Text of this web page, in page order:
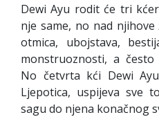
Dewi Ayu rodit će tri
nje same, no nad
otmica, ubojstava,
monstruoznosti, a
No četvrta kći Dewi
Ljepotica, uspijeva sve
sagu do njena konačnog